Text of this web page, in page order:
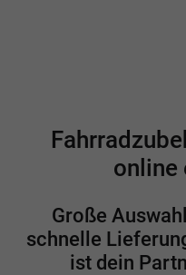
online
Große
schnelle
ist dein